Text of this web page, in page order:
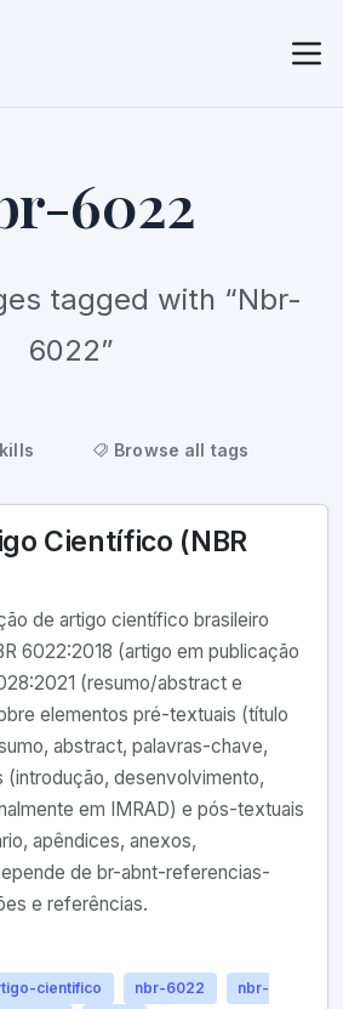
6022
tagged with “Nbr-
6022”
Browse all tags
Científico (NBR
de artigo científico brasileiro
6022:2018 (artigo em publicação
(resumo/abstract e
elementos pré-textuais (título
abstract, palavras-chave,
desenvolvimento,
em IMRAD) e pós-textuais
apêndices, anexos,
de br-abnt-referencias-
e referências.
cientifico nbr-6022
nbr-